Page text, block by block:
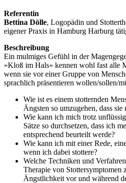
Referentin
Bettina Dölle, Logopädin und
eigener Praxis in Hamburg Harburg
Beschreibung
Ein mulmiges Gefühl in der
»Kloß im Hals« kennen wohl fast alle
wenn sie vor einer Gruppe von
sprachlich präsentieren wollen/sollen/
Wie ist es einem stotternden
Ängsten so umzugehen, dass
Wie kann ich mich trotz
Sätze so durchsetzen, dass ich
entsprechend beurteilt werde?
Wie kann ich mit einer Rede,
wenn ich dabei stottere?
Welche Techniken und
Therapie von Stottersymptomen
Ängstlichkeit vor und während